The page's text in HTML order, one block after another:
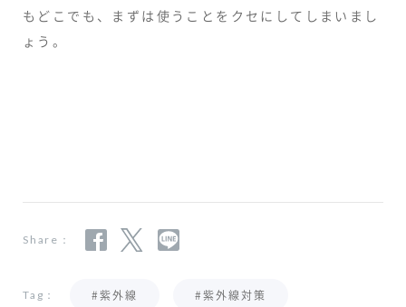
もどこでも、まずは使うことをクセにしてしまいまし
ょう。
Share：
Tag： #紫外線 #紫外線対策